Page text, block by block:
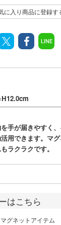
に入り商品に登録す
LINE
手が届きやすく
用できます。マ
ラクラクです。
はこちら
マグネットアイテム